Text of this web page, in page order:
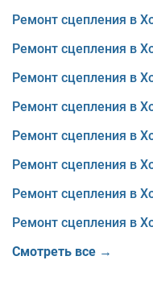
Ремонт сцепления в
Ремонт сцепления в
Ремонт сцепления в
Ремонт сцепления в
Ремонт сцепления в
Ремонт сцепления в
Ремонт сцепления в
Ремонт сцепления в
Смотреть все →